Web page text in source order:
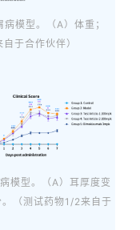
模型。（A）体重；
于合作伙伴）
模型。（A）耳厚度变
（测试药物1/2来自于